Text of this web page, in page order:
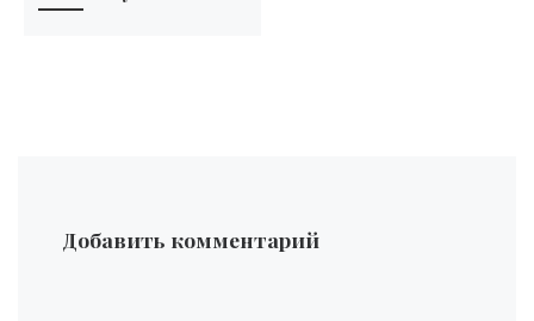
Добавить комментарий